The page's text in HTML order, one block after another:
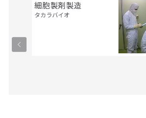
細胞製剤製造
タカラバイオ